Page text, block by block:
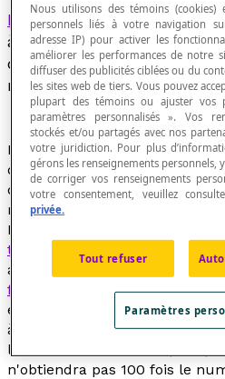
Rapportentre le nombre
à l'évènement au nombre
de l'expérience aléatoire,
résultats a autant de
Rapport du nombre
d'unévè nementau nombre
de l'expérience aléatoire,
résultats a autant de chances
Il est souvent possible de
théorique
d'un évènement.
avoir recours à la probabilité
fréquentielle
. Laprobabilité
en lançant un dé honnête à
à 6 est [latex]\dfrac{1}{6}[/
lancers de ce dé, il est
n'obtiendra pas 100 fois le
Nous utilisons des témoins (cookies)
personnels liés à votre navigation
adresse IP) pour activer les
améliorer les performances de notre
diffuser des publicités ciblées ou du
les sites web de tiers. Vous pouvez
plupart des témoins ou ajuster vos
paramètres personnalisés ». Vos
stockés et/ou partagés avec nos
votre juridiction. Pour plus
gérons les renseignements personnels,
de corriger vos renseignements
votre consentement, veuillez
privée.
Tout refuser
Paramètres